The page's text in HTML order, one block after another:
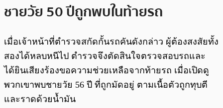
ชายวัย 50 ปีถูกพบในท้ายรถ
เมื่อเจ้าหน้าที่ตำรวจสกัดกั้นรถคันดังกล่าว ผู้ต้องสงสัยทั้ง
สองได้หลบหนีไป ตำรวจจึงตัดสินใจตรวจสอบรถและ
ได้ยินเสียงร้องขอความช่วยเหลือจากท้ายรถ เมื่อเปิดดู
พวกเขาพบชายวัย 56 ปี ที่ถูกมัดอยู่ ตามเนื้อตัวถูกทุบตี
และราดด้วยน้ำมัน